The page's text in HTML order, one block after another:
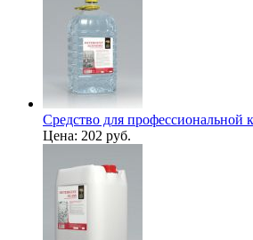
Средство для профессиональной
Цена: 202 руб.